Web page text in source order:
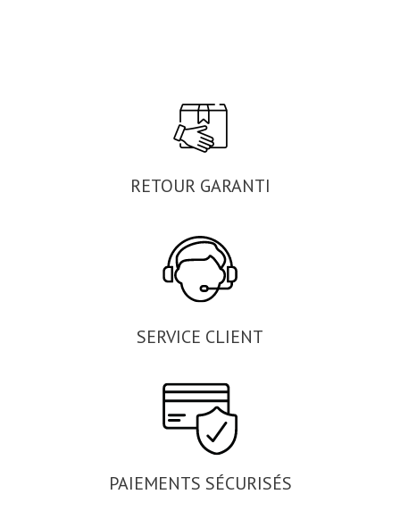
RETOUR GARANTI
SERVICE CLIENT
PAIEMENTS SÉCURISÉS